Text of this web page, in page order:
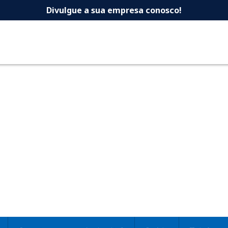
-Dicas
Divulgue a sua empresa conosco!